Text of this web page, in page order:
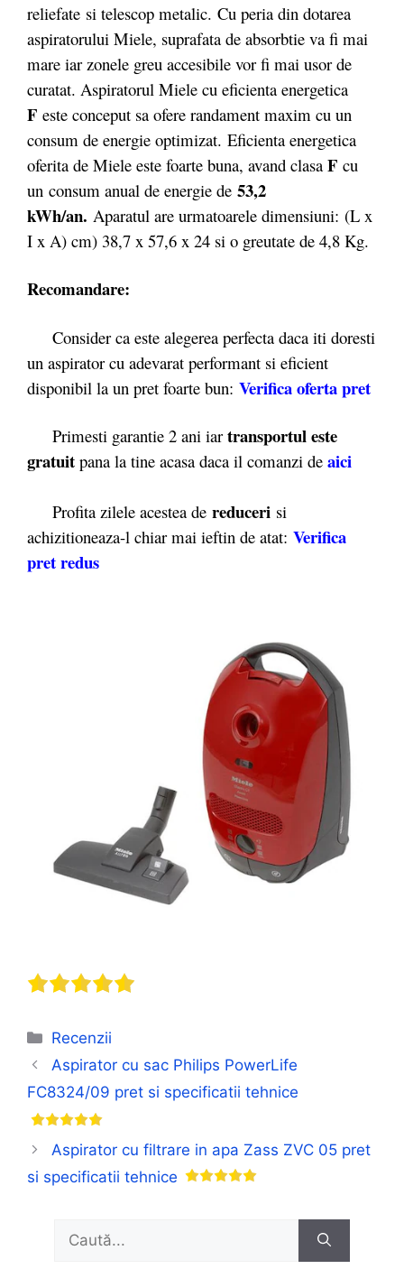
reliefate si telescop metalic. Cu peria din dotarea
aspiratorului Miele, suprafata de absorbtie va fi mai
mare iar zonele greu accesibile vor fi mai usor de
curatat. Aspiratorul Miele cu eficienta energetica
F este conceput sa ofere randament maxim cu un
consum de energie optimizat. Eficienta energetica
oferita de Miele este foarte buna, avand clasa F cu
un consum anual de energie de 53,2
kWh/an. Aparatul are urmatoarele dimensiuni: (L x
I x A) cm) 38,7 x 57,6 x 24 si o greutate de 4,8 Kg.
Recomandare:
Consider ca este alegerea perfecta daca iti doresti
un aspirator cu adevarat performant si eficient
disponibil la un pret foarte bun: Verifica oferta pret
Primesti garantie 2 ani iar transportul este
gratuit pana la tine acasa daca il comanzi de aici
Profita zilele acestea de reduceri si
achizitioneaza-l chiar mai ieftin de atat: Verifica
pret redus
Categorii
Recenzii
Aspirator cu sac Philips PowerLife
FC8324/09 pret si specificatii tehnice
Aspirator cu filtrare in apa Zass ZVC 05 pret
si specificatii tehnice
Caută